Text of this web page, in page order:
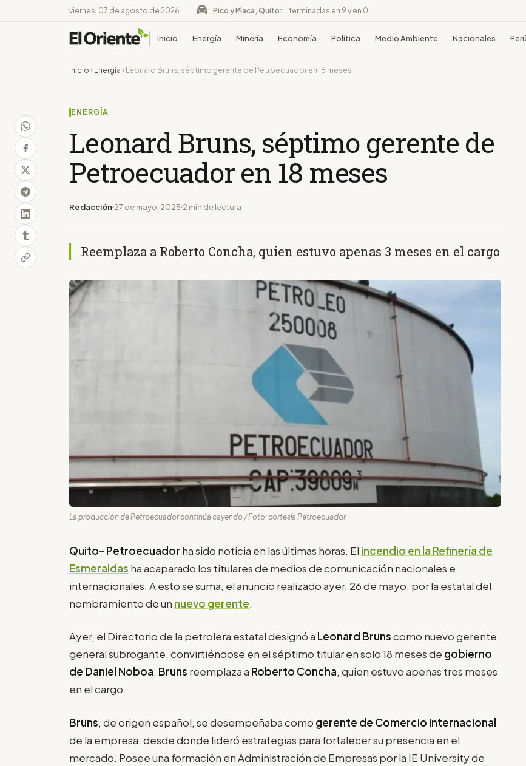
viernes, 07 de agosto de 2026 Pico y Placa, Quito: terminadas en 9 y en 0
Inicio Energía Minería Economía Política Medio Ambiente Nacionales Perú
Inicio › Energía › Leonard Bruns, séptimo gerente de Petroecuador en 18 meses
ENERGÍA
Leonard Bruns, séptimo gerente de
Petroecuador en 18 meses
Redacción 27 de mayo, 2025 2 min de lectura
Reemplaza a Roberto Concha, quien estuvo apenas 3 meses en el cargo
La producción de Petroecuador continúa cayendo / Foto: cortesía Petroecuador
Quito- Petroecuador ha sido noticia en las últimas horas. El incendio en la Refinería de
Esmeraldas ha acaparado los titulares de medios de comunicación nacionales e
internacionales. A esto se suma, el anuncio realizado ayer, 26 de mayo, por la estatal del
nombramiento de un nuevo gerente.
Ayer, el Directorio de la petrolera estatal designó a Leonard Brunscomo nuevo gerente
general subrogante, convirtiéndose en el séptimo titular en solo 18 meses de gobierno
de Daniel Noboa. Bruns reemplaza a Roberto Concha, quien estuvo apenas tres meses
en el cargo.
Bruns, de origen español, se desempeñaba como gerente de Comercio Internacional
de la empresa, desde donde lideró estrategias para fortalecer su presencia en el
mercado. Posee una formación en Administración de Empresas por la IE University de